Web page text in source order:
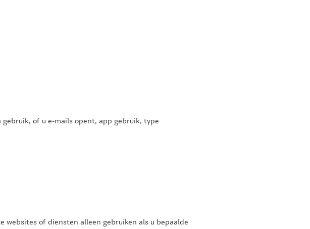
gebruik, of u e-mails opent, app gebruik, type
websites of diensten alleen gebruiken als u bepaalde